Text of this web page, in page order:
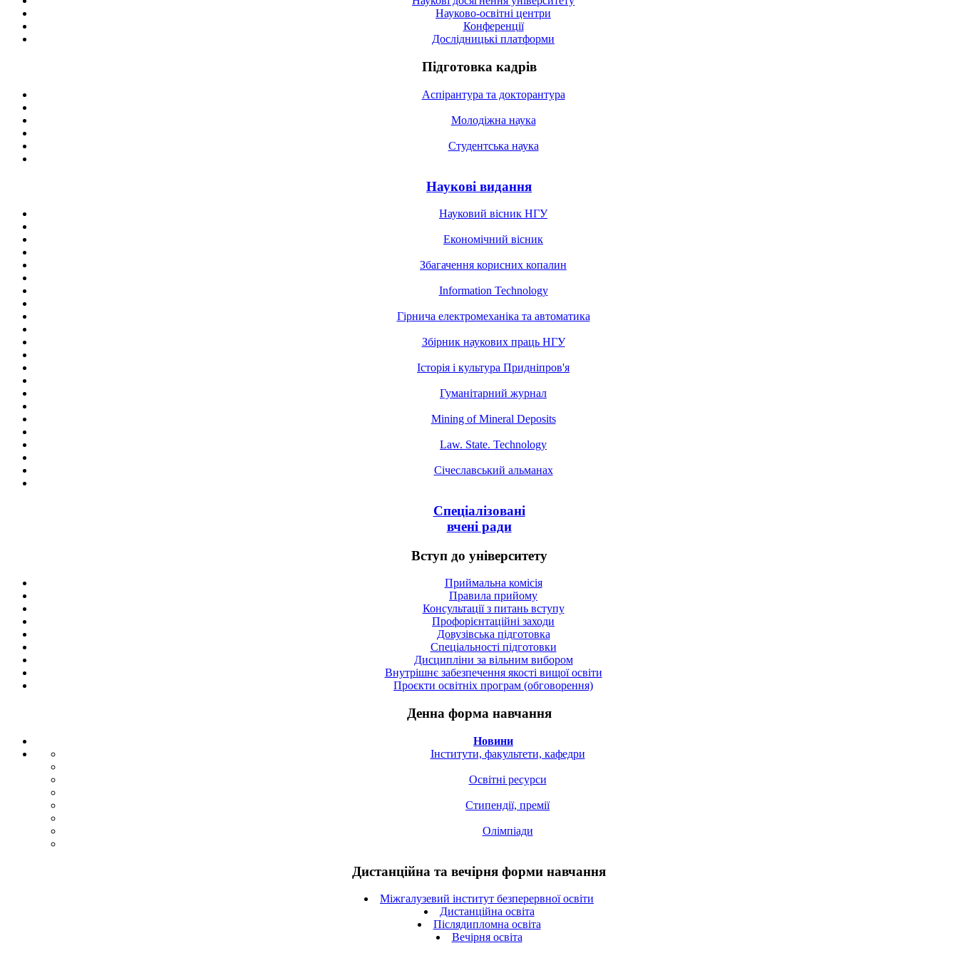
Науково-освітні центри
Конференції
Дослідницькі платформи
Підготовка кадрів
Аспірантура та докторантура
Молодіжна наука
Студентська наука
Наукові видання
Науковий вісник НГУ
Економічний вісник
Збагачення корисних копалин
Information Technology
Гірнича електромеханіка та автоматика
Збірник наукових праць НГУ
Історія і культура Придніпров'я
Гуманітарний журнал
Mining of Mineral Deposits
Law. State. Technology
Січеславський альманах
Спеціалізовані
вчені ради
Вступ до університету
Приймальна комісія
Правила прийому
Консультації з питань вступу
Профорієнтаційні заходи
Довузівська підготовка
Спецiальностi підготовки
Дисципліни за вільним вибором
Внутрішнє забезпечення якості вищої освіти
Проєкти освітніх програм (обговорення)
Денна форма навчання
Новини
Інститути, факультети, кафедри
Освітні ресурси
Стипендії, премії
Олімпіади
Дистанційна та вечірня форми навчання
Міжгалузевий інститут безперервної освіти
Дистанційна освіта
Післядипломна освіта
Вечірня освіта